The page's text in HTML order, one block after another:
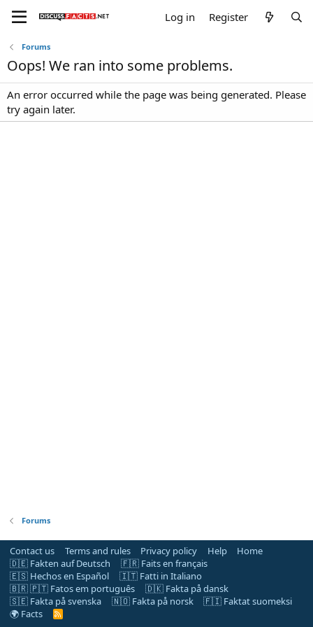
Log in Register
Forums
Oops! We ran into some problems.
An error occurred while the page was being generated. Please
try again later.
Forums
Contact us Terms and rules Privacy policy Help
Home
🇩🇪 Fakten auf Deutsch
🇫🇷 Faits en français
🇪🇸 Hechos en Español
🇮🇹 Fatti in Italiano
🇧🇷 🇵🇹 Fatos em português
🇩🇰 Fakta på dansk
🇸🇪 Fakta på svenska
🇳🇴 Fakta på norsk
🇫🇮 Faktat suomeksi
🌍 Facts
R